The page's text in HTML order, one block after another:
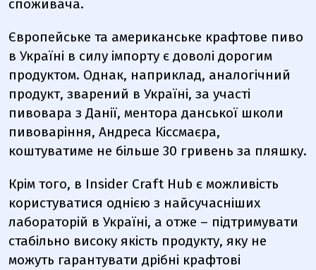
споживача.
Європейське та американське крафтове пиво
в Україні в силу імпорту є доволі дорогим
продуктом. Однак, наприклад, аналогічний
продукт, зварений в Україні, за участі
пивовара з Данії, ментора данської школи
пивоваріння, Андреса Кіссмаєра,
коштуватиме не більше 30 гривень за пляшку.
Крім того, в Insider Craft Hub є можливість
користуватися однією з найсучасніших
лабораторій в Україні, а отже – підтримувати
стабільно високу якість продукту, яку не
можуть гарантувати дрібні крафтові